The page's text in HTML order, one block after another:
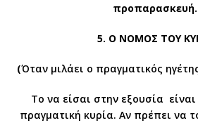
5. Ο ΝΟΜΟΣ ΤΟΥ
(Όταν μιλάει ο πραγματικός
Το να είσαι στην εξουσία
πραγματική κυρία. Αν πρέπει να